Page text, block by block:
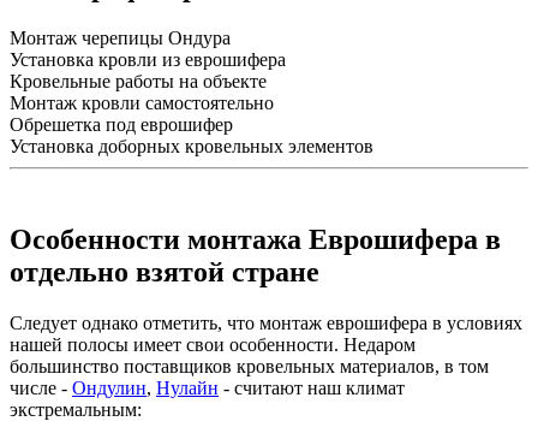
Монтаж черепицы Ондура
Установка кровли из еврошифера
Кровельные работы на объекте
Монтаж кровли самостоятельно
Обрешетка под еврошифер
Установка доборных кровельных элементов
Особенности монтажа Еврошифера в
отдельно взятой стране
Следует однако отметить, что монтаж еврошифера в условиях
нашей полосы имеет свои особенности. Недаром
большинство поставщиков кровельных материалов, в том
числе - Ондулин, Нулайн - считают наш климат
экстремальным: